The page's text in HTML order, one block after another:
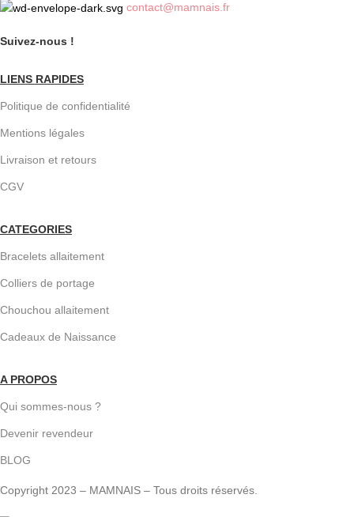
contact@mamnais.fr
Suivez-nous !
LIENS RAPIDES
Politique de confidentialité
Mentions légales
Livraison et retours
CGV
CATEGORIES
Bracelets allaitement
Colliers de portage
Chouchou allaitement
Cadeaux de Naissance
A PROPOS
Qui sommes-nous ?
Devenir revendeur
BLOG
Copyright 2023 – MAMNAIS – Tous droits réservés.